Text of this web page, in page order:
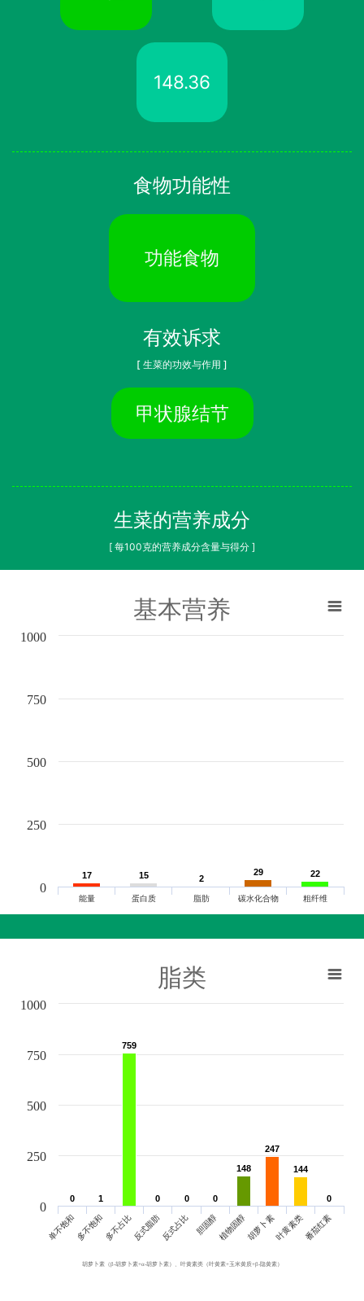
148.36
食物功能性
功能食物
有效诉求
[ 生菜的功效与作用 ]
甲状腺结节
生菜的营养成分
[ 每100克的营养成分含量与得分 ]
基本营养
17
17 15
15 2
2
29
29 22
22
能量 蛋白质 脂肪 碳水化合物 粗纤维
0
250
500
750
1000
脂类
胡萝卜素（β-胡萝卜素+α-胡萝卜素）、叶黄素类（叶黄素+玉米黄质+β-隐黄素）
0
0 1
1
759
759
0
0 0
0 0
0
148
148
247
247
144
144
0
0
单不饱和多不饱和多不占比反式脂肪反式占比 胆固醇植物固醇胡萝卜素叶黄素类番茄红素
0
250
500
750
1000